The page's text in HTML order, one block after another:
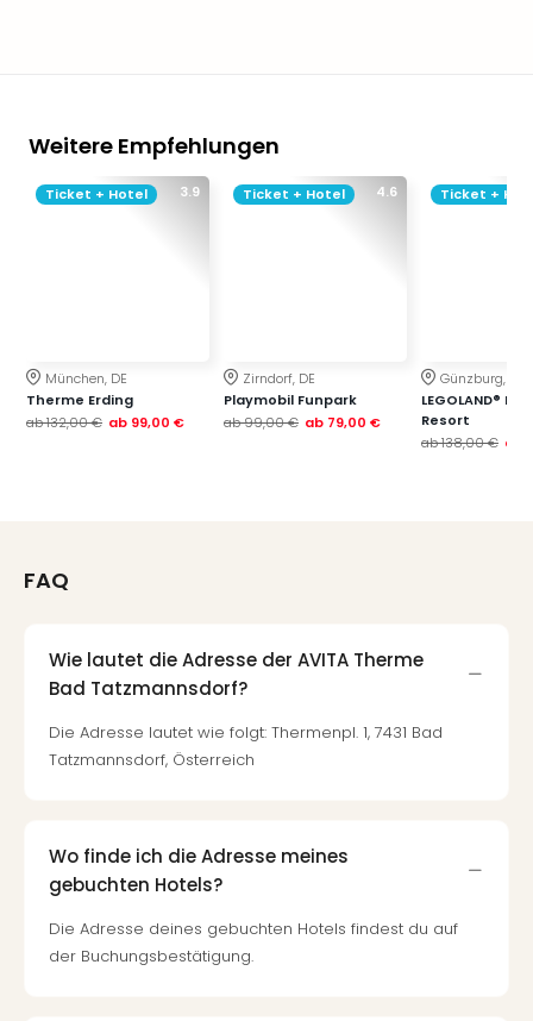
Weitere Empfehlungen
3.9
Ticket + Hotel
München, DE
Therme Erding
ab132,00 € ab 99,00 €
4.6
Ticket + Hotel
Zirndorf, DE
Playmobil Funpark
ab99,00 € ab 79,00 €
Ticket +
Günzburg, DE
LEGOLAND®
Resort
ab138,00 € ab
FAQ
Wie lautet die Adresse der AVITA Therme
Bad Tatzmannsdorf?
Die Adresse lautet wie folgt: Thermenpl. 1, 7431 Bad
Tatzmannsdorf, Österreich
Wo finde ich die Adresse meines
gebuchten Hotels?
Die Adresse deines gebuchten Hotels findest du auf
der Buchungsbestätigung.